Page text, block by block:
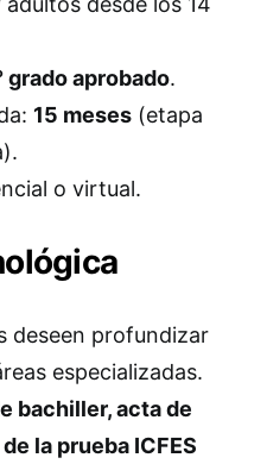
grado aprobado.
15 meses (etapa
o virtual.
deseen profundizar
especializadas.
bachiller, acta de
la prueba ICFES